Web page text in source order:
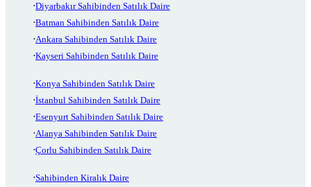
Diyarbakır Sahibinden Satılık Daire
Batman Sahibinden Satılık Daire
Ankara Sahibinden Satılık Daire
Kayseri Sahibinden Satılık Daire
Konya Sahibinden Satılık Daire
İstanbul Sahibinden Satılık Daire
Esenyurt Sahibinden Satılık Daire
Alanya Sahibinden Satılık Daire
Çorlu Sahibinden Satılık Daire
Sahibinden Kiralık Daire